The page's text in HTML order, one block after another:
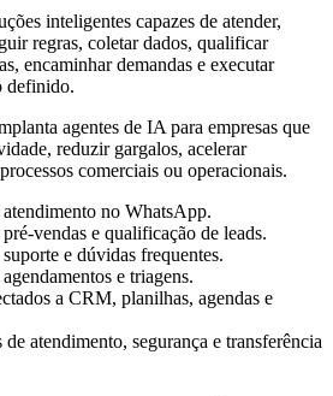
inteligentes capazes de atender,
regras, coletar dados, qualificar
encaminhar demandas e executar
definido.
agentes de IA para empresas que
reduzir gargalos, acelerar
comerciais ou operacionais.
no WhatsApp.
vendas e qualificação de leads.
e dúvidas frequentes.
e triagens.
a CRM, planilhas, agendas e
atendimento, segurança e transferência